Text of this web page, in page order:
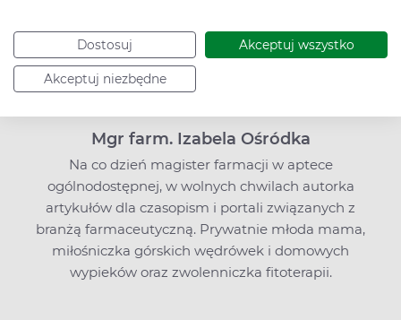
Dostosuj Akceptuj wszystko
Akceptuj niezbędne
Mgr farm. Izabela Ośródka
Na co dzień magister farmacji w aptece
ogólnodostępnej, w wolnych chwilach autorka
artykułów dla czasopism i portali związanych z
branżą farmaceutyczną. Prywatnie młoda mama,
miłośniczka górskich wędrówek i domowych
wypieków oraz zwolenniczka fitoterapii.